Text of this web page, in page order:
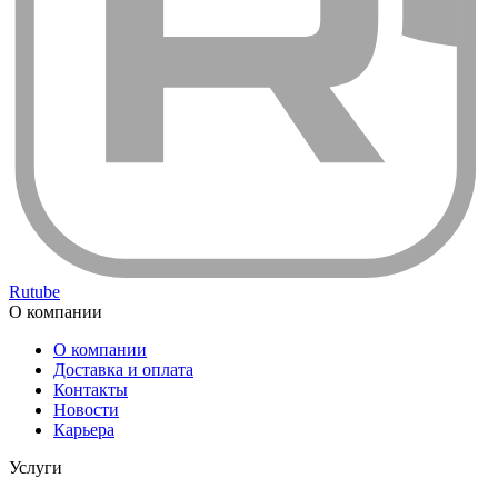
Rutube
О компании
О компании
Доставка и оплата
Контакты
Новости
Карьера
Услуги